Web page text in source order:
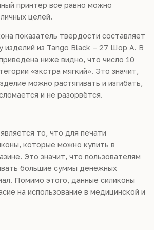
принтер все равно можно
целей.
показатель твердости составляет
изделий из Tango Black – 27 Шор А. В
ниже видно, что число 10
«экстра мягкий». Это значит,
можно растягивать и изгибать,
и не разорвётся.
то, что для печати
которые можно купить в
Это значит, что пользователям
большие суммы денежных
Помимо этого, данные силиконы
на использование в медицинской и